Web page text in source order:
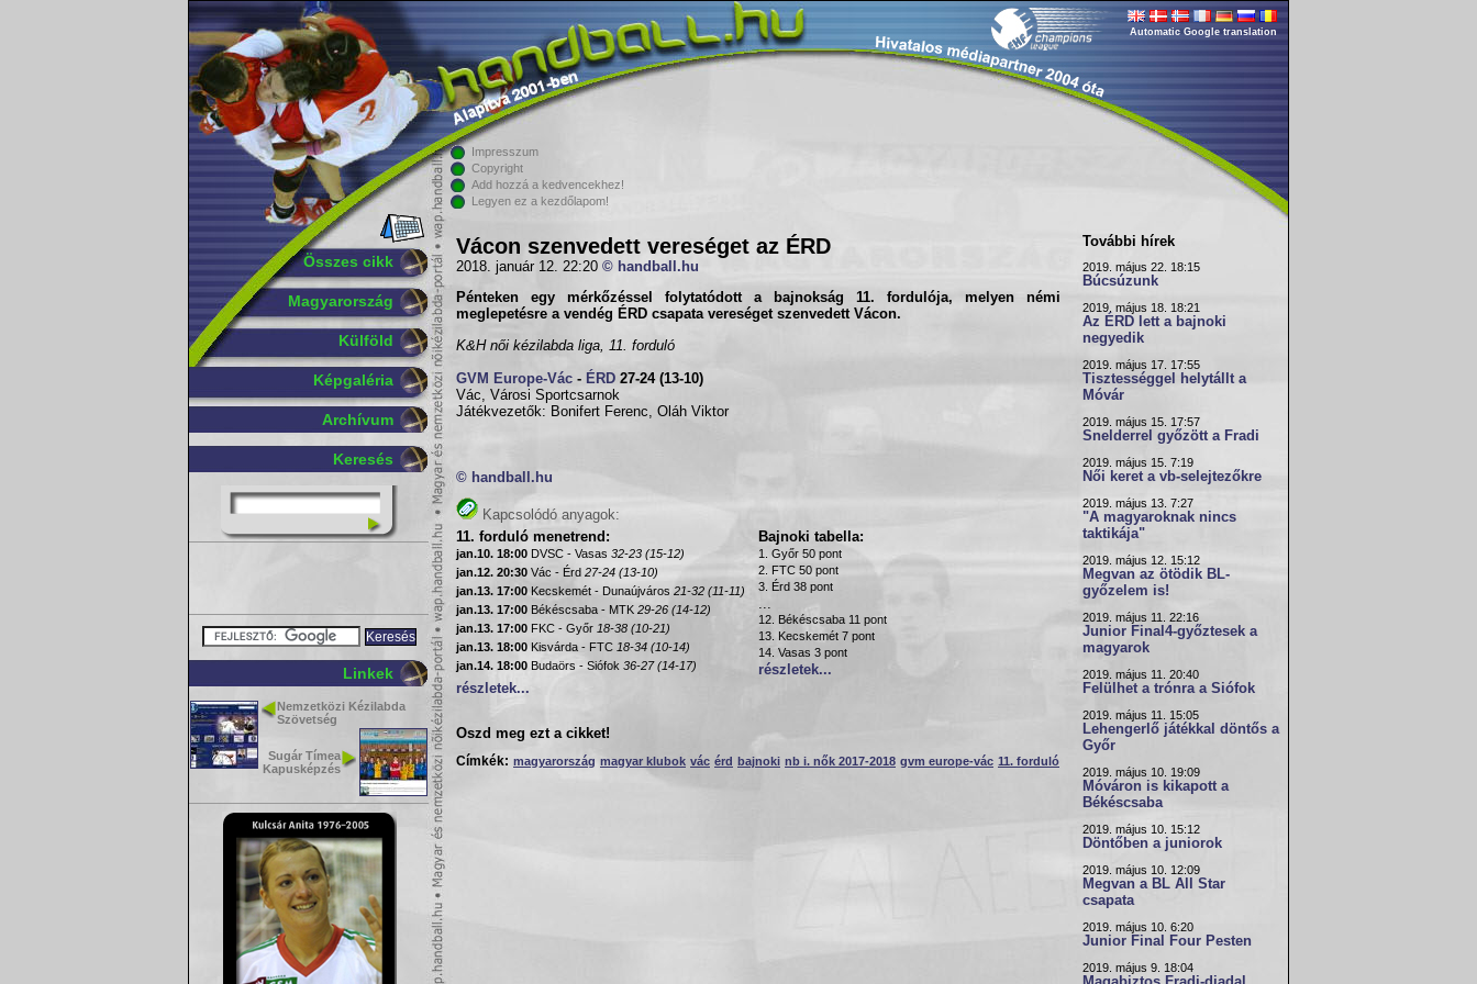
Összes cikk
Magyarország
Külföld
Képgaléria
Archívum
Keresés
Linkek
Nemzetközi Kézilabda
Szövetség
Sugár Tímea
Kapusképzés
Automatic Google translation
Impresszum
Copyright
Add hozzá a kedvencekhez!
Legyen ez a kezdőlapom!
Vácon szenvedett vereséget az ÉRD
2018. január 12. 22:20 © handball.hu
Pénteken egy mérkőzéssel folytatódott a bajnokság 11. fordulója, melyen némi
meglepetésre a vendég ÉRD csapata vereséget szenvedett Vácon.
K&H női kézilabda liga, 11. forduló
GVM Europe-Vác - ÉRD 27-24 (13-10)
Vác, Városi Sportcsarnok
Játékvezetők: Bonifert Ferenc, Oláh Viktor
© handball.hu
Kapcsolódó anyagok:
11. forduló menetrend:
jan.10. 18:00 DVSC - Vasas 32-23 (15-12)
jan.12. 20:30 Vác - Érd 27-24 (13-10)
jan.13. 17:00 Kecskemét - Dunaújváros 21-32 (11-11)
jan.13. 17:00 Békéscsaba - MTK 29-26 (14-12)
jan.13. 17:00 FKC - Győr 18-38 (10-21)
jan.13. 18:00 Kisvárda - FTC 18-34 (10-14)
jan.14. 18:00 Budaörs - Siófok 36-27 (14-17)
részletek...
Bajnoki tabella:
1. Győr 50 pont
2. FTC 50 pont
3. Érd 38 pont
12. Békéscsaba 11 pont
13. Kecskemét 7 pont
14. Vasas 3 pont
részletek...
Oszd meg ezt a cikket!
Címkék: magyarország magyar klubok vác érd bajnoki nb i. nők 2017-2018 gvm europe-vác 11. forduló
További hírek
2019. május 22. 18:15
Búcsúzunk
2019. május 18. 18:21
Az ÉRD lett a bajnoki
negyedik
2019. május 17. 17:55
Tisztességgel helytállt a
Móvár
2019. május 15. 17:57
Snelderrel győzött a Fradi
2019. május 15. 7:19
Női keret a vb-selejtezőkre
2019. május 13. 7:27
"A magyaroknak nincs
taktikája"
2019. május 12. 15:12
Megvan az ötödik BL-
győzelem is!
2019. május 11. 22:16
Junior Final4-győztesek a
magyarok
2019. május 11. 20:40
Felülhet a trónra a Siófok
2019. május 11. 15:05
Lehengerlő játékkal döntős a
Győr
2019. május 10. 19:09
Móváron is kikapott a
Békéscsaba
2019. május 10. 15:12
Döntőben a juniorok
2019. május 10. 12:09
Megvan a BL All Star
csapata
2019. május 10. 6:20
Junior Final Four Pesten
2019. május 9. 18:04